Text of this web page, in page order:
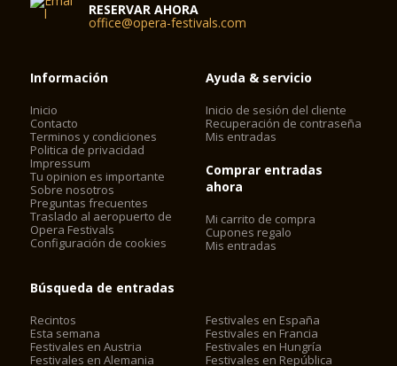
RESERVAR AHORA
office@opera-festivals.com
Información
Inicio
Contacto
Terminos y condiciones
Politica de privacidad
Impressum
Tu opinion es importante
Sobre nosotros
Preguntas frecuentes
Traslado al aeropuerto de
Opera Festivals
Configuración de cookies
Ayuda & servicio
Inicio de sesión del cliente
Recuperación de contraseña
Mis entradas
Comprar entradas
ahora
Mi carrito de compra
Cupones regalo
Mis entradas
Búsqueda de entradas
Recintos
Esta semana
Festivales en Austria
Festivales en Alemania
Festivales en España
Festivales en Francia
Festivales en Hungría
Festivales en República